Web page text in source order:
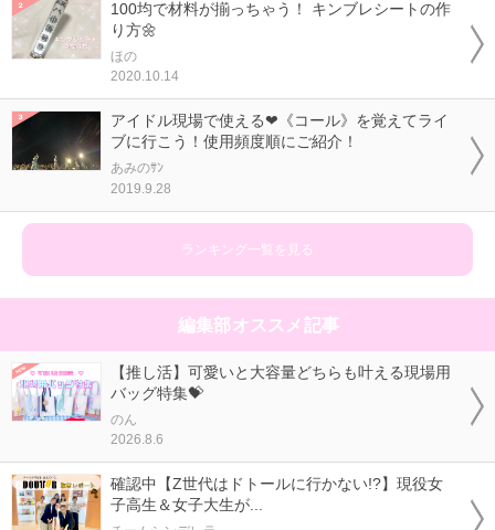
100均で材料が揃っちゃう！ キンブレシートの作
り方🌼
ほの
2020.10.14
アイドル現場で使える❤《コール》を覚えてライ
ブに行こう！使用頻度順にご紹介！
あみのｻﾝ
2019.9.28
ランキング一覧を見る
編集部オススメ記事
【推し活】可愛いと大容量どちらも叶える現場用
バッグ特集💝
のん
2026.8.6
確認中【Z世代はドトールに行かない!?】現役女
子高生＆女子大生が...